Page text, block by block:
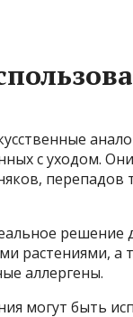
с уходом.
растениями, а
аллергены.
могут быть